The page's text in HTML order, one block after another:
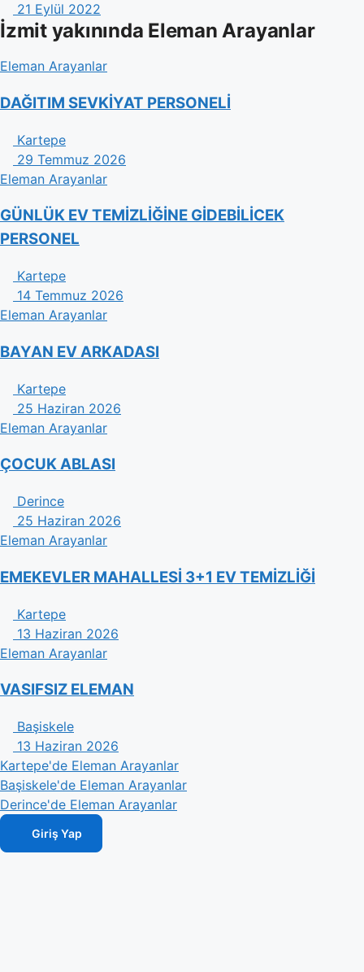
21 Eylül 2022
İzmit yakınında Eleman Arayanlar
Eleman Arayanlar
DAĞITIM SEVKİYAT PERSONELİ
Kartepe
29 Temmuz 2026
Eleman Arayanlar
GÜNLÜK EV TEMİZLİĞİNE GİDEBİLİCEK
PERSONEL
Kartepe
14 Temmuz 2026
Eleman Arayanlar
BAYAN EV ARKADASI
Kartepe
25 Haziran 2026
Eleman Arayanlar
ÇOCUK ABLASI
Derince
25 Haziran 2026
Eleman Arayanlar
EMEKEVLER MAHALLESİ 3+1 EV TEMİZLİĞİ
Kartepe
13 Haziran 2026
Eleman Arayanlar
VASIFSIZ ELEMAN
Başiskele
13 Haziran 2026
Kartepe'de Eleman Arayanlar
Başiskele'de Eleman Arayanlar
Derince'de Eleman Arayanlar
Giriş Yap